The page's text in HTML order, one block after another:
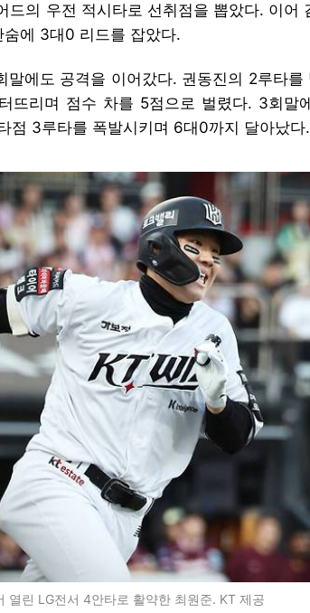
드의 우전 적시타로 선취점을 뽑았다. 이어
에 3대0 리드를 잡았다.
말에도 공격을 이어갔다. 권동진의 2루타를
뜨리며 점수 차를 5점으로 벌렸다. 3회말
점 3루타를 폭발시키며 6대0까지 달아났다.
열린 LG전서 4안타로 활약한 최원준. KT 제공